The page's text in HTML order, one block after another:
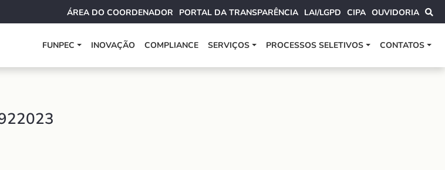
ÁREA DO COORDENADOR PORTAL DA TRANSPARÊNCIA LAI/LGPD CIPA OUVIDORIA
FUNPEC INOVAÇÃO COMPLIANCE SERVIÇOS PROCESSOS SELETIVOS CONTATOS